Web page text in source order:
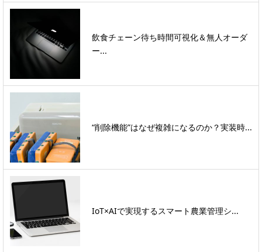
飲食チェーン待ち時間可視化＆無人オーダ
ー...
“削除機能”はなぜ複雑になるのか？実装時...
IoT×AIで実現するスマート農業管理シ...